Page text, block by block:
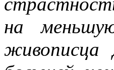
на